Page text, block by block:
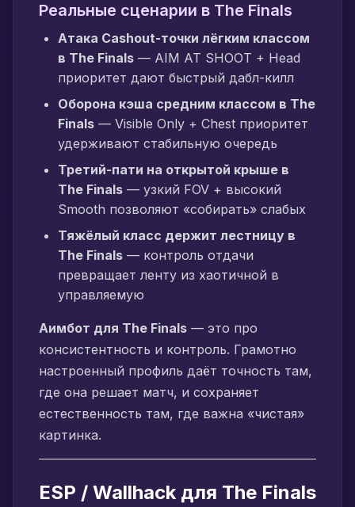
Реальные сценарии в The Finals
Атака Cashout-точки лёгким классом
в The Finals — AIM AT SHOOT + Head
приоритет дают быстрый дабл-килл
Оборона кэша средним классом в The
Finals — Visible Only + Chest приоритет
удерживают стабильную очередь
Третий-пати на открытой крыше в
The Finals — узкий FOV + высокий
Smooth позволяют «собирать» слабых
Тяжёлый класс держит лестницу в
The Finals — контроль отдачи
превращает ленту из хаотичной в
управляемую
Аимбот для The Finals — это про
консистентность и контроль. Грамотно
настроенный профиль даёт точность там,
где она решает матч, и сохраняет
естественность там, где важна «чистая»
картинка.
ESP / Wallhack для The Finals